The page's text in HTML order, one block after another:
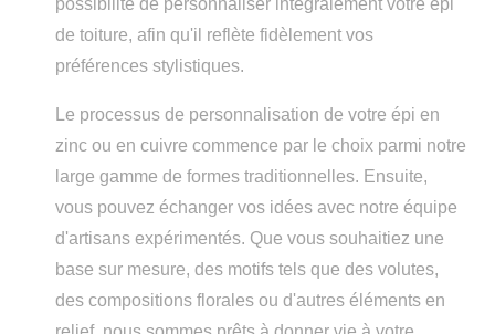
possibilité de personnaliser intégralement votre épi
de toiture, afin qu'il reflète fidèlement vos
préférences stylistiques.
Le processus de personnalisation de votre épi en
zinc ou en cuivre commence par le choix parmi notre
large gamme de formes traditionnelles. Ensuite,
vous pouvez échanger vos idées avec notre équipe
d'artisans expérimentés. Que vous souhaitiez une
base sur mesure, des motifs tels que des volutes,
des compositions florales ou d'autres éléments en